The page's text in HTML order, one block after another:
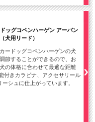
ッグコペンハーゲン アーバン
犬用リード）
ードッグコペンハーゲンの犬
節することができるので、お
の体格に合わせて最適な距離
付きカラビナ、アクセサリール
シュに仕上がっています。